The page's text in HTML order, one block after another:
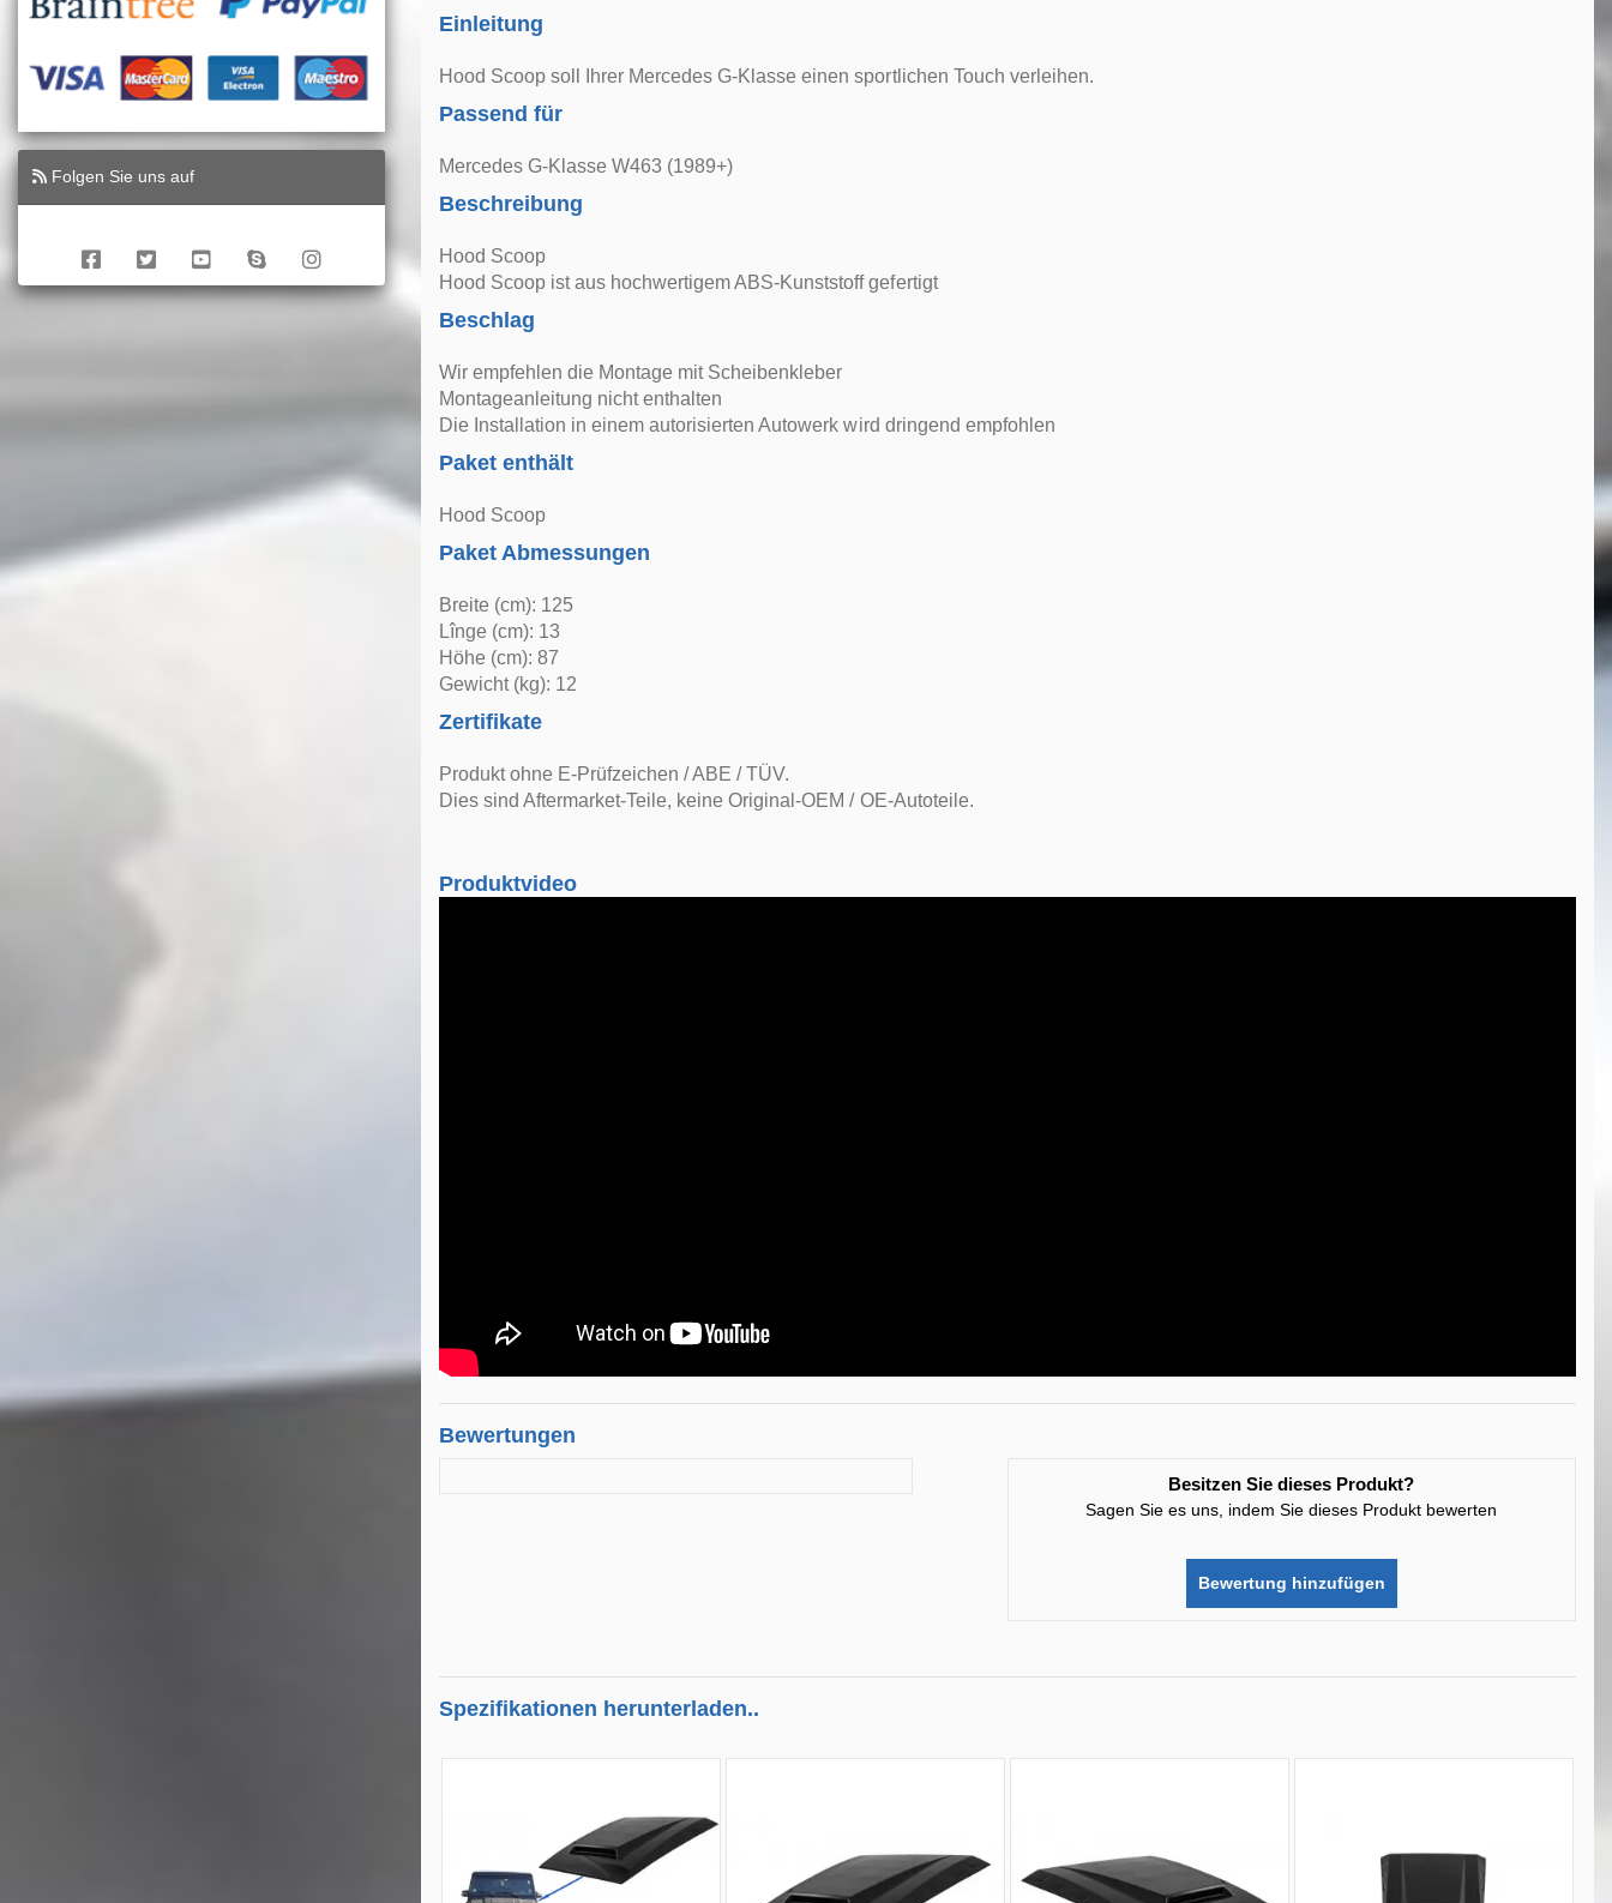
Folgen Sie uns auf
Einleitung
Hood Scoop soll Ihrer Mercedes G-Klasse einen sportlichen Touch verleihen.
Passend für
Mercedes G-Klasse W463 (1989+)
Beschreibung
Hood Scoop
Hood Scoop ist aus hochwertigem ABS-Kunststoff gefertigt
Beschlag
Wir empfehlen die Montage mit Scheibenkleber
Montageanleitung nicht enthalten
Die Installation in einem autorisierten Autowerk wird dringend empfohlen
Paket enthält
Hood Scoop
Paket Abmessungen
Breite (cm): 125
Lînge (cm): 13
Höhe (cm): 87
Gewicht (kg): 12
Zertifikate
Produkt ohne E-Prüfzeichen / ABE / TÜV.
Dies sind Aftermarket-Teile, keine Original-OEM / OE-Autoteile.
Produktvideo
Bewertungen
Besitzen Sie dieses Produkt?
Sagen Sie es uns, indem Sie dieses Produkt bewerten
Bewertung hinzufügen
Spezifikationen herunterladen..